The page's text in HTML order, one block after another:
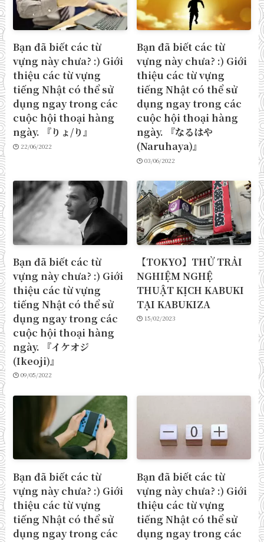
Bạn đã biết các từ
vựng này chưa? :) Giới
thiệu các từ vựng
tiếng Nhật có thể sử
dụng ngay trong các
cuộc hội thoại hàng
ngày. 『りょ/り』
22/06/2022
Bạn đã biết các từ
vựng này chưa? :) Giới
thiệu các từ vựng
tiếng Nhật có thể sử
dụng ngay trong các
cuộc hội thoại hàng
ngày. 『なるはや
(Naruhaya)』
03/06/2022
Bạn đã biết các từ
vựng này chưa? :) Giới
thiệu các từ vựng
tiếng Nhật có thể sử
dụng ngay trong các
cuộc hội thoại hàng
ngày. 『イケオジ
(Ikeoji)』
09/05/2022
【TOKYO】THỬ TRẢI
NGHIỆM NGHỆ
THUẬT KỊCH KABUKI
TẠI KABUKIZA
15/02/2023
Bạn đã biết các từ
vựng này chưa? :) Giới
thiệu các từ vựng
tiếng Nhật có thể sử
dụng ngay trong các
Bạn đã biết các từ
vựng này chưa? :) Giới
thiệu các từ vựng
tiếng Nhật có thể sử
dụng ngay trong các